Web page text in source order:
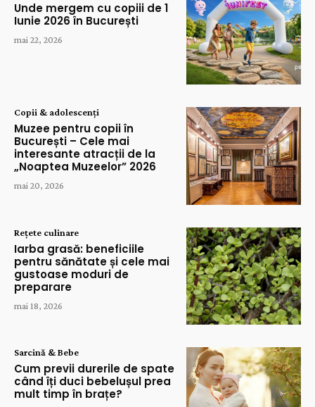
Unde mergem cu copiii de 1
Iunie 2026 în București
mai 22, 2026
Copii & adolescenți
Muzee pentru copii în
București – Cele mai
interesante atracții de la
„Noaptea Muzeelor” 2026
mai 20, 2026
Rețete culinare
Iarba grasă: beneficiile
pentru sănătate și cele mai
gustoase moduri de
preparare
mai 18, 2026
Sarcină & Bebe
Cum previi durerile de spate
când îți duci bebelușul prea
mult timp în brațe?